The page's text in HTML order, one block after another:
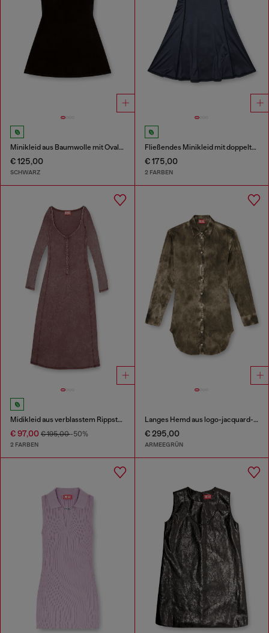
Minikleid aus Baumwolle mit Oval D Logo
€ 125,00
SCHWARZ
Fließendes Minikleid mit doppelten Trägern
€ 175,00
2 FARBEN
Midikleid aus verblasstem Rippstrick-Jersey
€ 97,00 € 195,00-50%
2 FARBEN
Langes Hemd aus logo-jacquard-knitter-satin
€ 295,00
ARMEEGRÜN